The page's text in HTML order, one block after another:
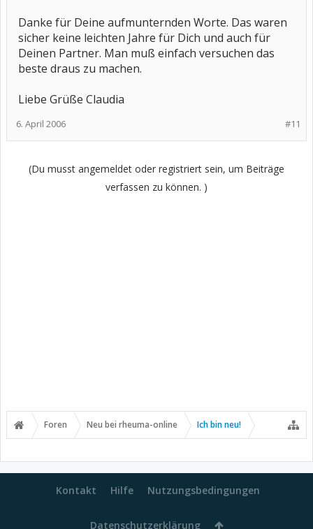
Danke für Deine aufmunternden Worte. Das waren
sicher keine leichten Jahre für Dich und auch für
Deinen Partner. Man muß einfach versuchen das
beste draus zu machen.
Liebe Grüße Claudia
#11
6. April 2006
(Du musst angemeldet oder registriert sein, um Beiträge
verfassen zu können. )
Foren Neu bei rheuma-online Ich bin neu!
Kontakt Hilfe Nutzungsbedingungen
Datenschutzerklärung